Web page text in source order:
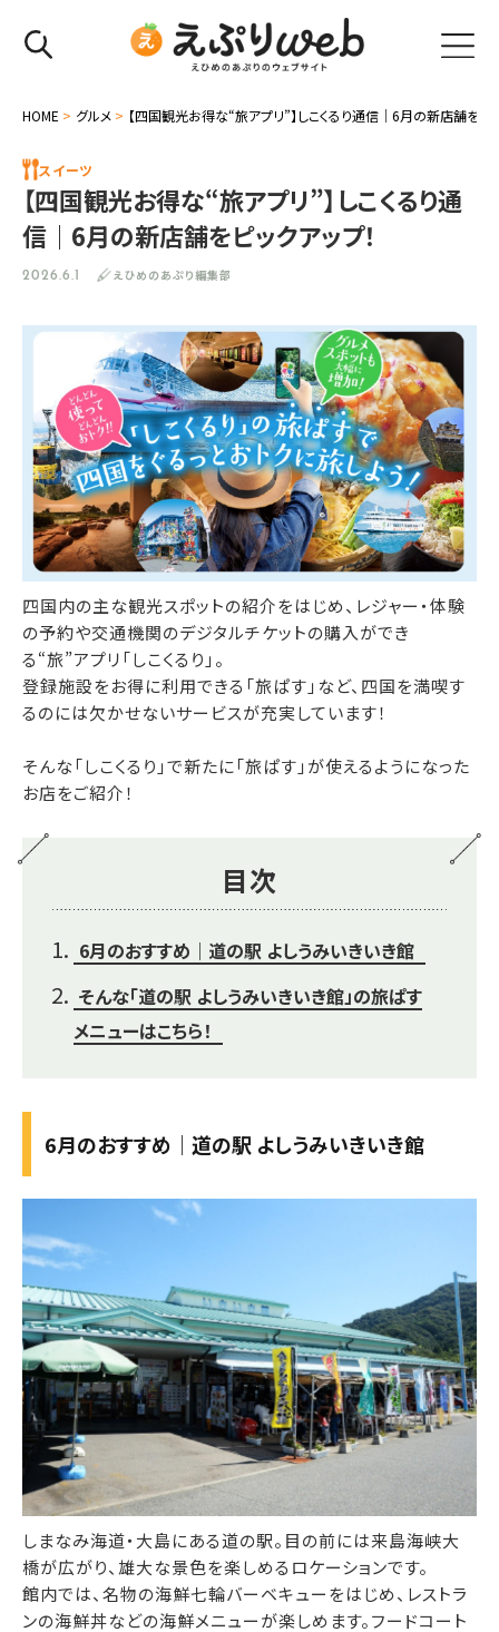
HOME > グルメ > 【四国観光お得な“旅アプリ”】しこくるり通信｜6月の新店舗をピ
スイーツ
【四国観光お得な“旅アプリ”】しこくるり通
信｜6月の新店舗をピックアップ！
2026.6.1 えひめのあぷり編集部
四国内の主な観光スポットの紹介をはじめ、レジャー・体験
の予約や交通機関のデジタルチケットの購入ができ
る“旅”アプリ「しこくるり」。
登録施設をお得に利用できる「旅ぱす」など、四国を満喫す
るのには欠かせないサービスが充実しています！
そんな「しこくるり」で新たに「旅ぱす」が使えるようになった
お店をご紹介！
目次
6月のおすすめ｜道の駅 よしうみいきいき館
そんな「道の駅 よしうみいきいき館」の旅ぱす
メニューはこちら！
6月のおすすめ｜道の駅 よしうみいきいき館
しまなみ海道・大島にある道の駅。目の前には来島海峡大
橋が広がり、雄大な景色を楽しめるロケーションです。
館内では、名物の海鮮七輪バーベキューをはじめ、レストラ
ンの海鮮丼などの海鮮メニューが楽しめます。フードコート